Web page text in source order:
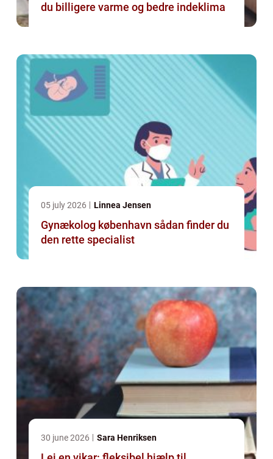
du billigere varme og bedre indeklima
05 july 2026 Linnea Jensen
Gynækolog københavn sådan finder du
den rette specialist
30 june 2026 Sara Henriksen